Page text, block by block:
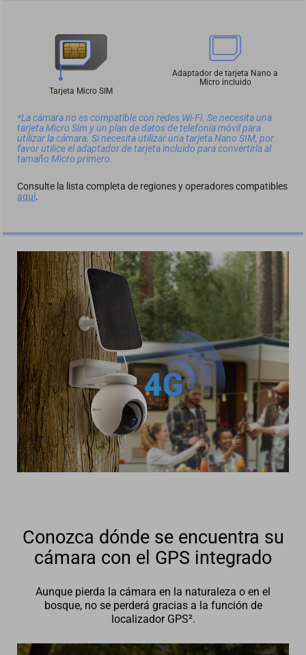
Tarjeta Micro SIM
Adaptador de tarjeta Nano a
Micro incluido
*La cámara no es compatible con redes Wi-Fi. Se necesita una
tarjeta Micro Sim y un plan de datos de telefonía móvil para
utilizar la cámara. Si necesita utilizar una tarjeta Nano SIM, por
favor utilice el adaptador de tarjeta incluido para convertirla al
tamaño Micro primero.
Consulte la lista completa de regiones y operadores compatibles
aquí.
Conozca dónde se encuentra su
cámara con el GPS integrado
Aunque pierda la cámara en la naturaleza o en el
bosque, no se perderá gracias a la función de
localizador GPS².